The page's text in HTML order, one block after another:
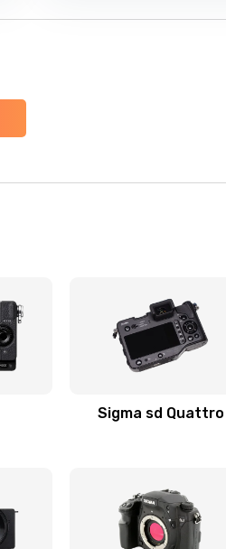
Sigma sd Quattro